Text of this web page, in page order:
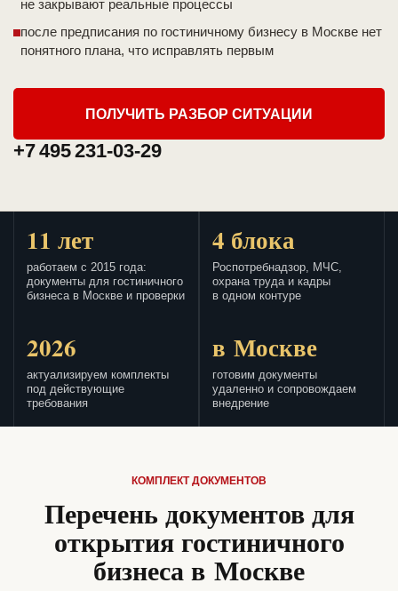
не закрывают реальные процессы
после предписания по гостиничному бизнесу в Москве нет
понятного плана, что исправлять первым
ПОЛУЧИТЬ РАЗБОР СИТУАЦИИ
+7 495 231-03-29
11 лет
работаем с 2015 года:
документы для гостиничного
бизнеса в Москве и проверки
4 блока
Роспотребнадзор, МЧС,
охрана труда и кадры
в одном контуре
2026
актуализируем комплекты
под действующие
требования
в Москве
готовим документы
удаленно и сопровождаем
внедрение
КОМПЛЕКТ ДОКУМЕНТОВ
Перечень документов для
открытия гостиничного
бизнеса в Москве